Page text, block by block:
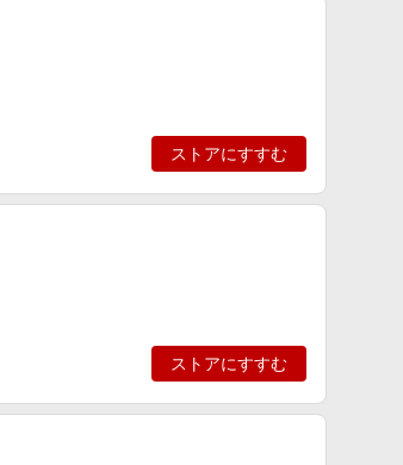
ストアにすすむ
ストアにすすむ